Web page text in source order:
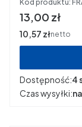
Kod produktu:
Cena
13,00 zł
Cena
10,57 złnetto
Dostępność:4
Czas wysyłki: